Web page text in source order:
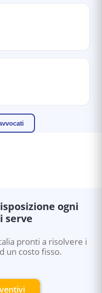
ogni
serve
pronti a risolvere i
un costo fisso.